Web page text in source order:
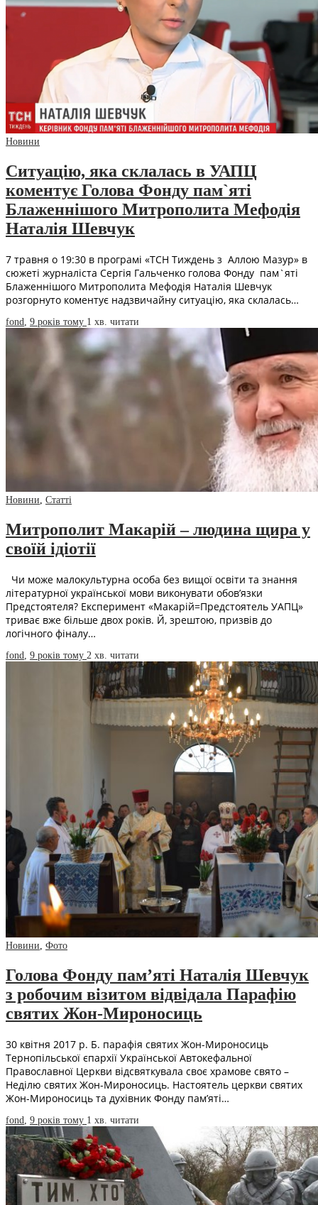
Новини
Ситуацію, яка склалась в УАПЦ
коментує Голова Фонду пам`яті
Блаженнішого Митрополита Мефодія
Наталія Шевчук
7 травня о 19:30 в програмі «ТСН Тиждень з Аллою Мазур» в
сюжеті журналіста Сергія Гальченко голова Фонду пам`яті
Блаженнішого Митрополита Мефодія Наталія Шевчук
розгорнуто коментує надзвичайну ситуацію, яка склалась…
fond, 9 років тому 1 хв. читати
Новини, Статті
Митрополит Макарій – людина щира у
своїй ідіотії
Чи може малокультурна особа без вищої освіти та знання
літературної української мови виконувати обов’язки
Предстоятеля? Експеримент «Макарій=Предстоятель УАПЦ»
триває вже більше двох років. Й, зрештою, призвів до
логічного фіналу…
fond 9 років тому 2 хв. читати
Новини Фото
Голова Фонду пам’яті Наталія Шевчук
з робочим візитом відвідала Парафію
святих Жон-Мироносиць
30 квітня 2017 р. Б. парафія святих Жон-Мироносиць
Тернопільської єпархії Української Автокефальної
Православної Церкви відсвяткувала своє храмове свято –
Неділю святих Жон-Мироносиць. Настоятель церкви святих
Жон-Мироносиць та духівник Фонду пам’яті…
fond 9 років тому 1 хв. читати